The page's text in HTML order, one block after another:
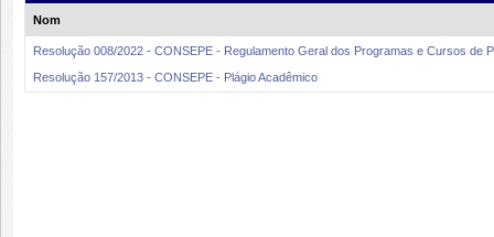
Nom
Resolução 008/2022 - CONSEPE - Regulamento Geral dos Programas e Cursos de
Resolução 157/2013 - CONSEPE - Plágio Acadêmico